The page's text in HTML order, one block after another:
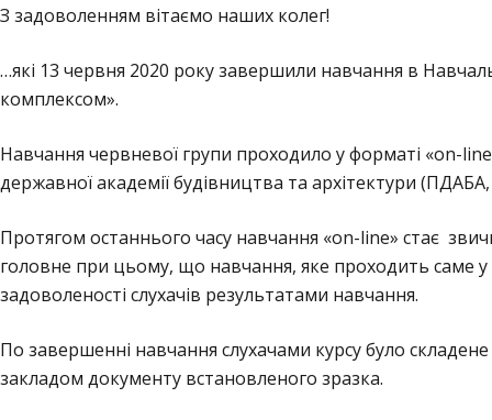
З задоволенням вітаємо наших колег!
…які 13 червня 2020 року завершили навчання в
комплексом».
Навчання червневої групи проходило у форматі «on-
державної академії будівництва та архітектури
Протягом останнього часу навчання «on-line» стає
головне при цьому, що навчання, яке проходить саме у
задоволеності слухачів результатами навчання.
По завершенні навчання слухачами курсу було
закладом документу встановленого зразка.